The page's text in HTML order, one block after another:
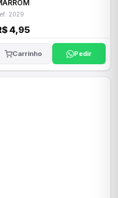
2029
4,95
Carrinho Pedir